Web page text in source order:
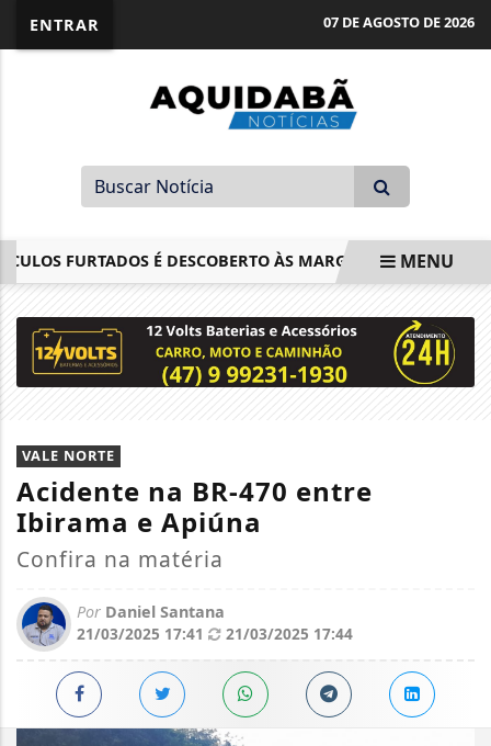
ENTRAR 07 DE AGOSTO DE 2026
FURTADOS É DESCOBERTO ÀS MARGENS DA BR-470
MENU
VALE NORTE
Acidente na BR-470 entre
Ibirama e Apiúna
Confira na matéria
Por Daniel Santana
21/03/2025 17:41
21/03/2025 17:44